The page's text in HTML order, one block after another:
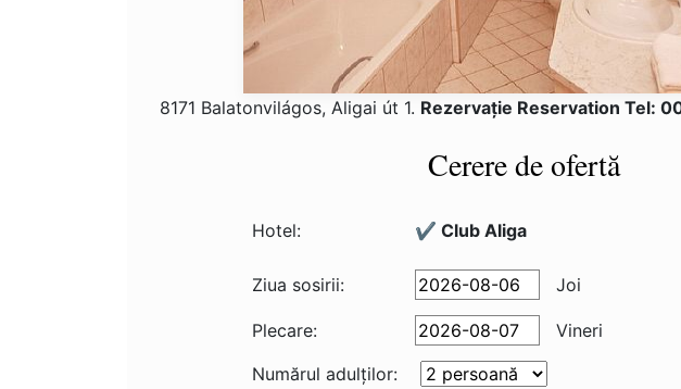
8171 Balatonvilágos, Aligai út 1. Rezervaţie Reservation Tel:
Cerere de ofertă
Hotel: ✔️ Club Aliga
Ziua sosirii: Joi
Plecare:
Vineri
Numărul adulţilor: